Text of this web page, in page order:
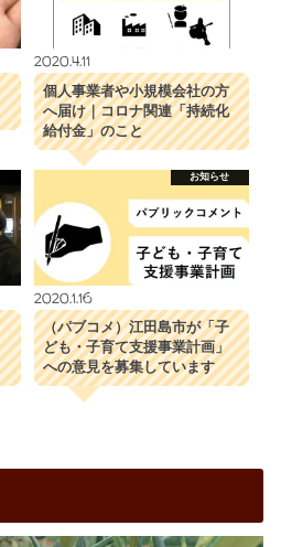
2020.4.11
個人事業者や小規模会社の方
へ届け｜コロナ関連「持続化
給付金」のこと
お知らせ
2020.1.16
（パブコメ）江田島市が「子
ども・子育て支援事業計画」
への意見を募集しています